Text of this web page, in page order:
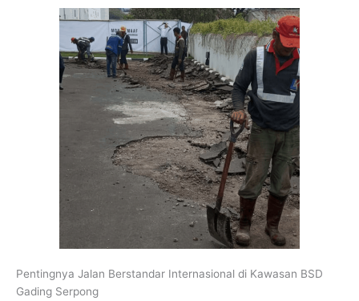
Pentingnya Jalan Berstandar Internasional di Kawasan BSD
Gading Serpong